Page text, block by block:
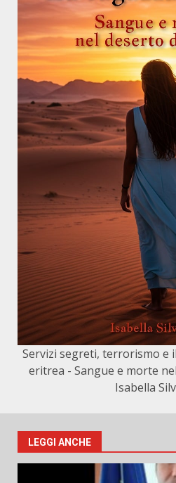
Servizi segreti, terrorismo e
eritrea - Sangue e morte
Isabella
LEGGI ANCHE